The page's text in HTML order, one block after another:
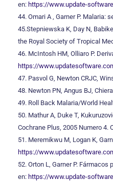
en: https://www.update-
44. Omari A , Garner P. Malaria:
45.Stepniewska K, Day N,
the Royal Society of Tropical
46. McIntosh HM, Olliaro P.
https://
47. Pasvol G, Newton CRJC,
48. Newton PN, Angus BJ,
49. Roll Back Malaria/World
50. Mathur A, Duke T,
Cochrane Plus, 2005 Numero 4.
51. Meremikwu M, Logan K,
https://
52. Orton L, Garner P.
en: https://www.update-